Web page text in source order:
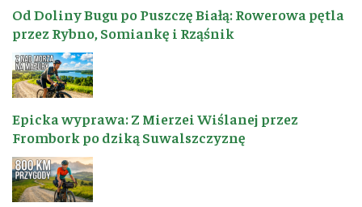
Od Doliny Bugu po Puszczę Białą: Rowerowa pętla
przez Rybno, Somiankę i Rząśnik
Epicka wyprawa: Z Mierzei Wiślanej przez
Frombork po dziką Suwalszczyznę